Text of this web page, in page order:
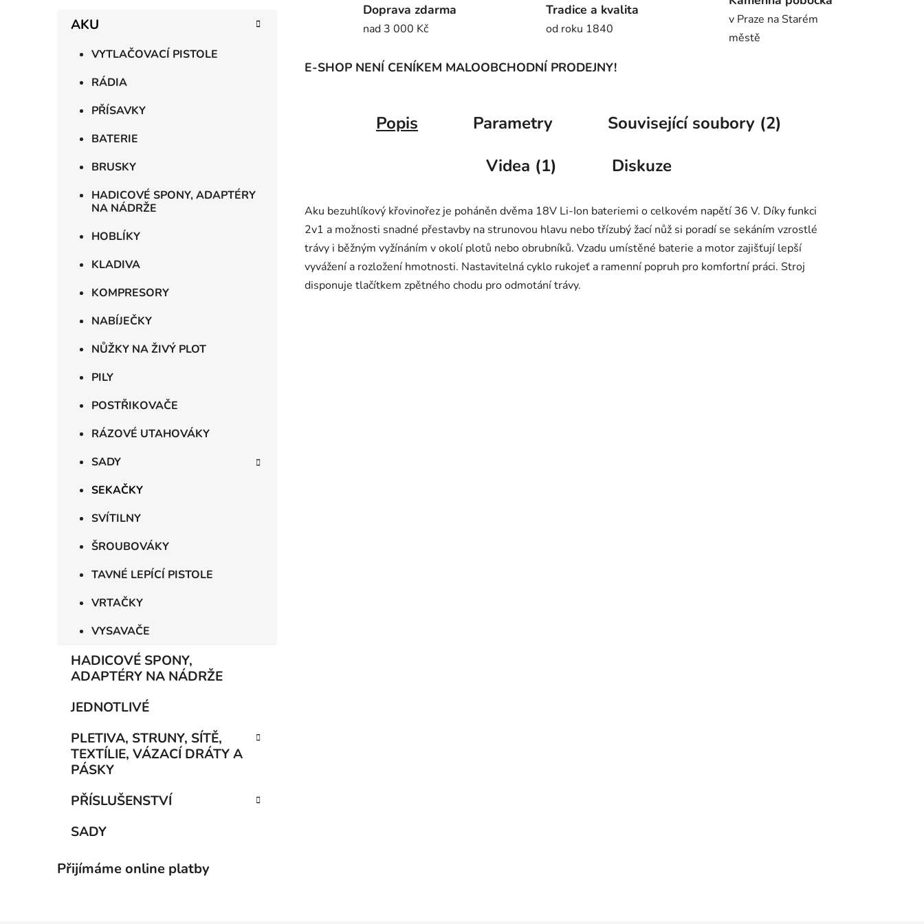
AKU
VYTLAČOVACÍ PISTOLE
RÁDIA
PŘÍSAVKY
BATERIE
BRUSKY
HADICOVÉ SPONY, ADAPTÉRY
NA NÁDRŽE
HOBLÍKY
KLADIVA
KOMPRESORY
NABÍJEČKY
NŮŽKY NA ŽIVÝ PLOT
PILY
POSTŘIKOVAČE
RÁZOVÉ UTAHOVÁKY
SADY
SEKAČKY
SVÍTILNY
ŠROUBOVÁKY
TAVNÉ LEPÍCÍ PISTOLE
VRTAČKY
VYSAVAČE
HADICOVÉ SPONY,
ADAPTÉRY NA NÁDRŽE
JEDNOTLIVÉ
PLETIVA, STRUNY, SÍTĚ,
TEXTÍLIE, VÁZACÍ DRÁTY A
PÁSKY
PŘÍSLUŠENSTVÍ
SADY
Přijímáme online platby
Doprava zdarma
nad 3 000 Kč
Tradice a kvalita
od roku 1840
v Praze na Starém
městě
E-SHOP NENÍ CENÍKEM MALOOBCHODNÍ PRODEJNY!
Popis Parametry
Související soubory (2)
Videa (1)
Diskuze
Aku bezuhlíkový křovinořez je poháněn dvěma 18V Li-Ion bateriemi o celkovém napětí 36 V. Díky funkci
2v1 a možnosti snadné přestavby na strunovou hlavu nebo třízubý žací nůž si poradí se sekáním vzrostlé
trávy i běžným vyžínáním v okolí plotů nebo obrubníků. Vzadu umístěné baterie a motor zajišťují lepší
vyvážení a rozložení hmotnosti. Nastavitelná cyklo rukojeť a ramenní popruh pro komfortní práci. Stroj
disponuje tlačítkem zpětného chodu pro odmotání trávy.